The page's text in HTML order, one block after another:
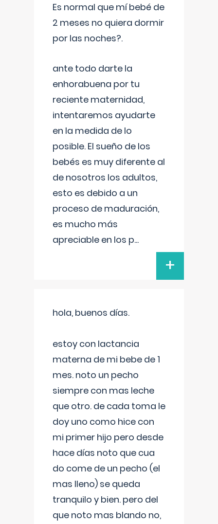
Es normal que mí bebé de
2 meses no quiera dormir
por las noches?.
ante todo darte la
enhorabuena por tu
reciente maternidad,
intentaremos ayudarte
en la medida de lo
posible. El sueño de los
bebés es muy diferente al
de nosotros los adultos,
esto es debido a un
proceso de maduración,
es mucho más
apreciable en los p...
+
hola, buenos días.
estoy con lactancia
materna de mi bebe de 1
mes. noto un pecho
siempre con mas leche
que otro. de cada toma le
doy uno como hice con
mi primer hijo pero desde
hace días noto que cua
do come de un pecho (el
mas lleno) se queda
tranquilo y bien. pero del
que noto mas blando no,